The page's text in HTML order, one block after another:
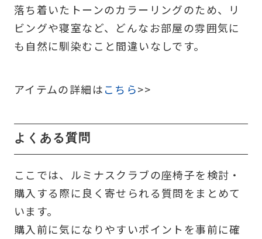
落ち着いたトーンのカラーリングのため、リ
ビングや寝室など、どんなお部屋の雰囲気に
も自然に馴染むこと間違いなしです。
アイテムの詳細はこちら>>
よくある質問
ここでは、ルミナスクラブの座椅子を検討・
購入する際に良く寄せられる質問をまとめて
います。
購入前に気になりやすいポイントを事前に確